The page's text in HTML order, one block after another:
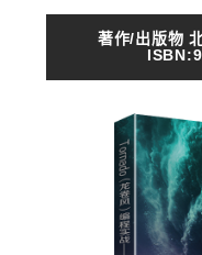
著作/出版物